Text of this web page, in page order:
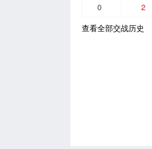
0
2
查看全部交战历史